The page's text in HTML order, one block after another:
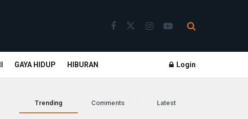
GAYA HIDUP HIBURAN Login
Trending Comments Latest